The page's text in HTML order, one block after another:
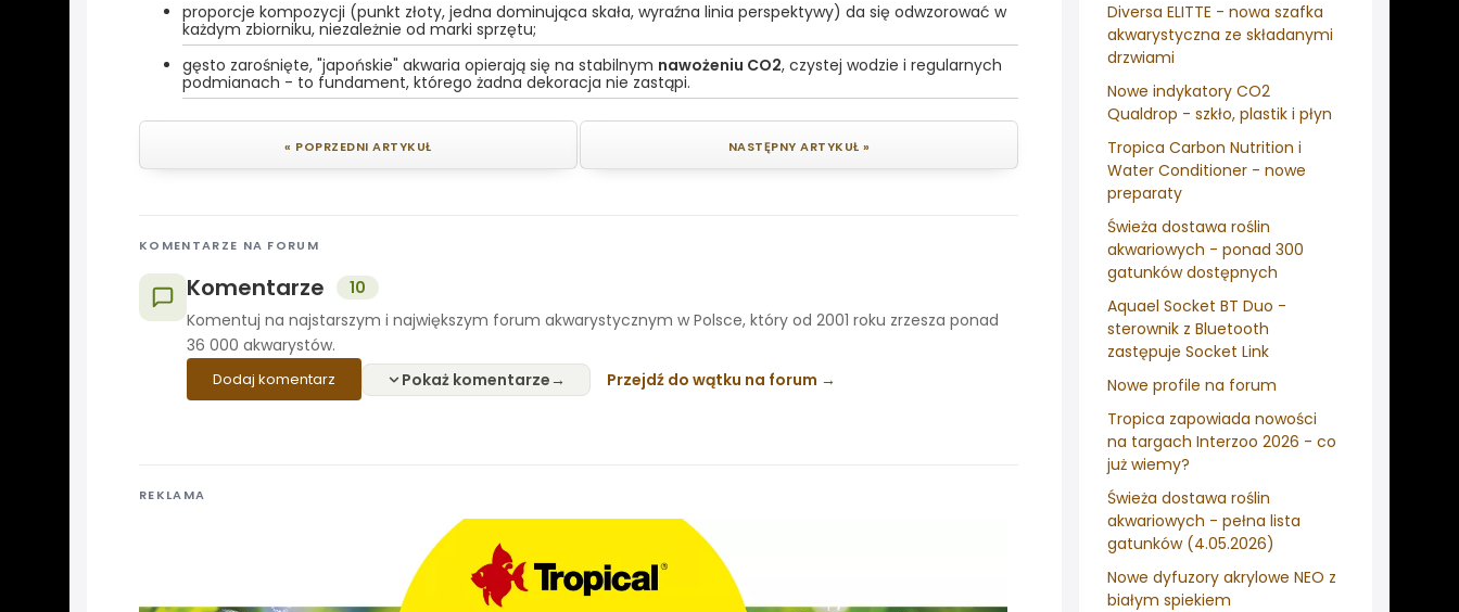
Diversa ELITTE - nowa szafka
akwarystyczna ze składanymi
drzwiami
Nowe indykatory CO2
Qualdrop - szkło, plastik i płyn
Tropica Carbon Nutrition i
Water Conditioner - nowe
preparaty
Świeża dostawa roślin
akwariowych - ponad 300
gatunków dostępnych
Aquael Socket BT Duo -
sterownik z Bluetooth
zastępuje Socket Link
Nowe profile na forum
Tropica zapowiada nowości
na targach Interzoo 2026 - co
już wiemy?
Świeża dostawa roślin
akwariowych - pełna lista
gatunków (4.05.2026)
Nowe dyfuzory akrylowe NEO z
białym spiekiem
proporcje kompozycji (punkt złoty, jedna dominująca skała, wyraźna linia perspektywy) da się odwzorować w
każdym zbiorniku, niezależnie od marki sprzętu;
gęsto zarośnięte, "japońskie" akwaria opierają się na stabilnym nawożeniu CO2, czystej wodzie i regularnych
podmianach - to fundament, którego żadna dekoracja nie zastąpi.
« POPRZEDNI ARTYKUŁ NASTĘPNY ARTYKUŁ »
KOMENTARZE NA FORUM
Komentarze
10
Komentuj na najstarszym i największym forum akwarystycznym w Polsce, który od 2001 roku zrzesza ponad
36 000 akwarystów.
Dodaj komentarz Pokaż komentarze Przejdź do wątku na forum
REKLAMA